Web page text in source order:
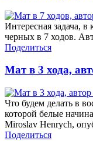
Интересная задача,
черных в 7 ходов.
Поделиться
Мат в 3 хода,
Что будем делать в
которой белые
Miroslav Henrych,
Поделиться